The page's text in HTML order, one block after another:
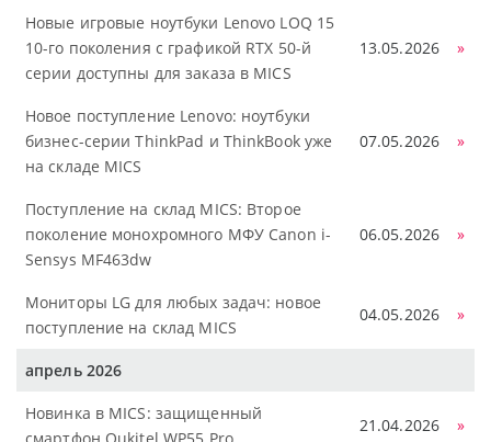
Новые игровые ноутбуки Lenovo LOQ 15
10-го поколения с графикой RTX 50-й
серии доступны для заказа в MICS
13.05.2026 »
Новое поступление Lenovo: ноутбуки
бизнес-серии ThinkPad и ThinkBook уже
на складе MICS
07.05.2026 »
Поступление на склад MICS: Второе
поколение монохромного МФУ Canon i-
Sensys MF463dw
06.05.2026 »
Мониторы LG для любых задач: новое
поступление на склад MICS
04.05.2026 »
апрель 2026
Новинка в MICS: защищенный
21.04.2026 »